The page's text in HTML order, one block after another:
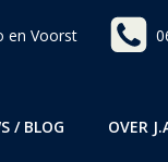
en Voorst
/ BLOG OVER